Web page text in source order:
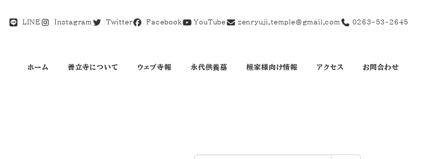
LINE Instagram Twitter Facebook YouTube zenryuji.temple@gmail.com 0263-53-2645
ホーム 善立寺について ウェブ寺報 永代供養墓 檀家様向け情報 アクセス お問合わせ